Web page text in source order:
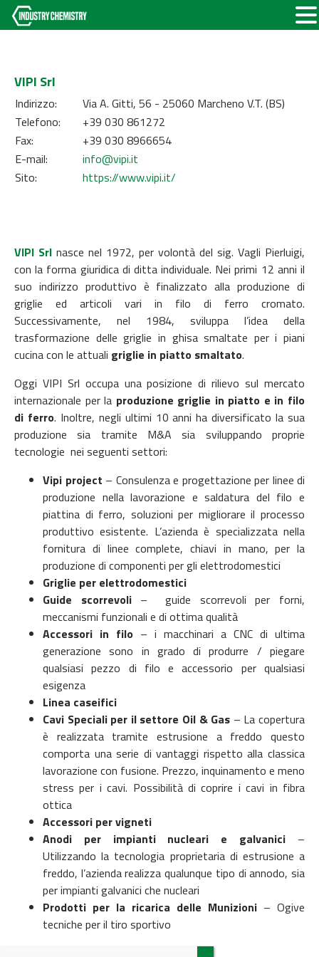
VIPI Srl
Indirizzo:
Via A. Gitti, 56 - 25060 Marcheno V.T. (BS)
Telefono:
+39 030 861272
Fax:
+39 030 8966654
E-mail:
info@vipi.it
Sito:
https://www.vipi.it/
VIPI Srl nasce nel 1972, per volontà del sig. Vagli Pierluigi,
con la forma giuridica di ditta individuale. Nei primi 12 anni il
suo indirizzo produttivo è finalizzato alla produzione di
griglie ed articoli vari in filo di ferro cromato.
Successivamente, nel 1984, sviluppa l’idea della
trasformazione delle griglie in ghisa smaltate per i piani
cucina con le attuali griglie in piatto smaltato.
Oggi VIPI Srl occupa una posizione di rilievo sul mercato
internazionale per la produzione griglie in piatto e in filo
di ferro. Inoltre, negli ultimi 10 anni ha diversificato la sua
produzione sia tramite M&A sia sviluppando proprie
tecnologie nei seguenti settori:
Vipi project – Consulenza e progettazione per linee di
produzione nella lavorazione e saldatura del filo e
piattina di ferro, soluzioni per migliorare il processo
produttivo esistente. L’azienda è specializzata nella
fornitura di linee complete, chiavi in mano, per la
produzione di componenti per gli elettrodomestici
Griglie per elettrodomestici
Guide scorrevoli– guide scorrevoli per forni,
meccanismi funzionali e di ottima qualità
Accessori in filo – i macchinari a CNC di ultima
generazione sono in grado di produrre / piegare
qualsiasi pezzo di filo e accessorio per qualsiasi
esigenza
Linea caseifici
Cavi Speciali per il settore Oil & Gas – La copertura
è realizzata tramite estrusione a freddo questo
comporta una serie di vantaggi rispetto alla classica
lavorazione con fusione. Prezzo, inquinamento e meno
stress per i cavi. Possibilità di coprire i cavi in fibra
ottica
Accessori per vigneti
Anodi per impianti nucleari e galvanici –
Utilizzando la tecnologia proprietaria di estrusione a
freddo, l’azienda realizza qualunque tipo di annodo, sia
per impianti galvanici che nucleari
Prodotti per la ricarica delle Munizioni – Ogive
tecniche per il tiro sportivo